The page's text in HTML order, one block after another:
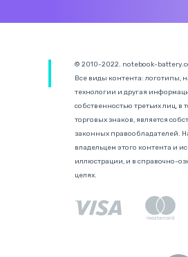
© 2010-2022. notebook-
Все виды контента: логотипы,
технологии и другая
собственностью третьих лиц, в
торговых знаков, является
законных правообладателей.
владельцем этого контента и
иллюстрации, и в справочно-
целях.